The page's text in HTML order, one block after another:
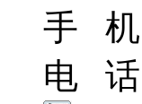
手 机
电